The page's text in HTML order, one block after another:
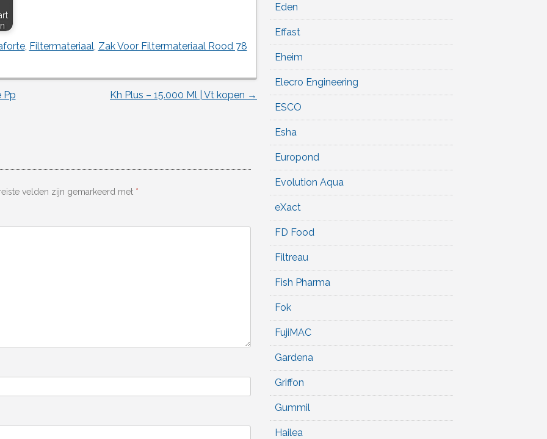
, Filtermateriaal, Zak Voor Filtermateriaal Rood 78
Pp
Kh Plus – 15.000 Ml | Vt kopen →
velden zijn gemarkeerd met *
Eden
Effast
Eheim
Elecro Engineering
ESCO
Esha
Europond
Evolution Aqua
eXact
FD Food
Filtreau
Fish Pharma
Fok
FujiMAC
Gardena
Griffon
Gummil
Hailea